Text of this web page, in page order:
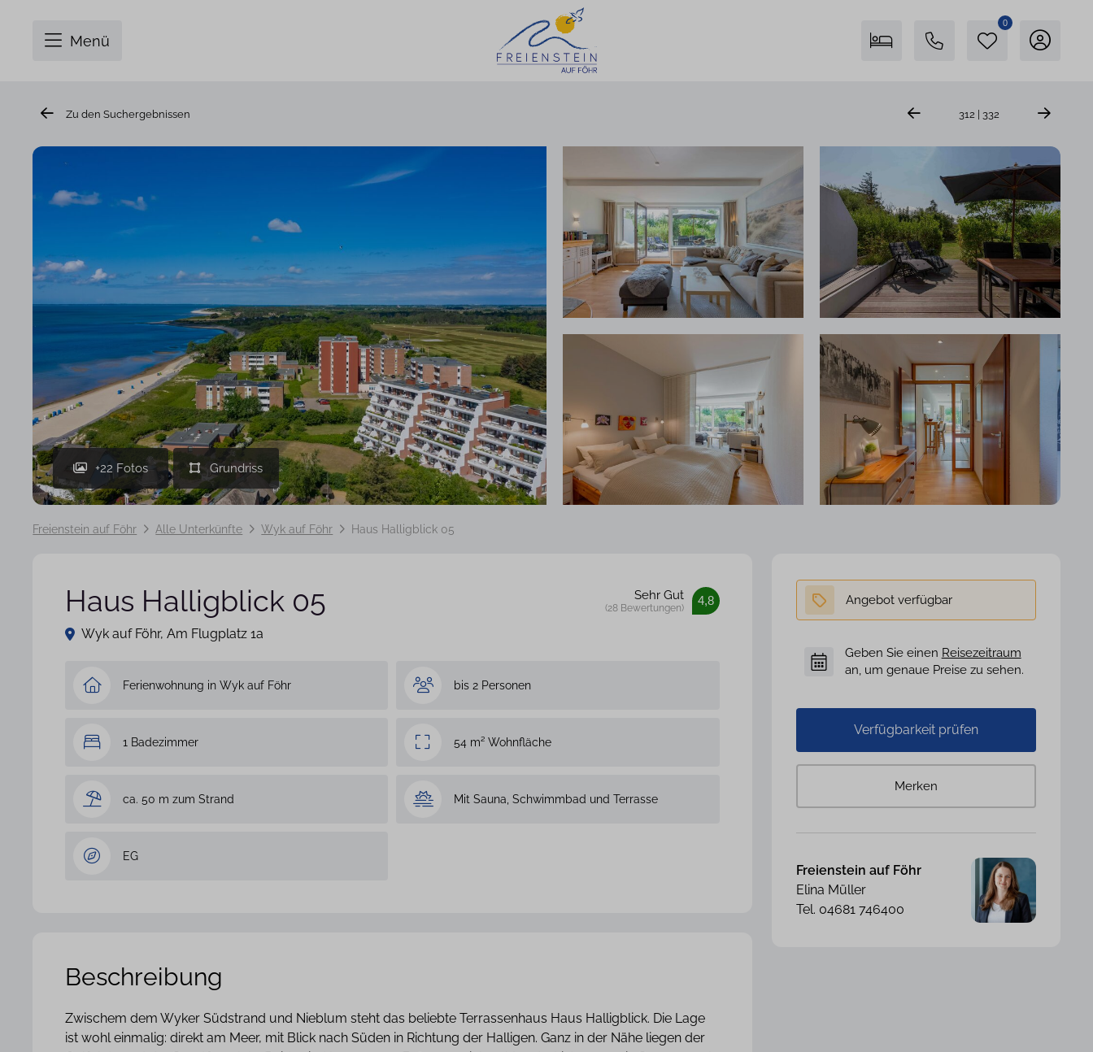
Menü
Insel Föhr Exklusiv
04681 7461780
Persönliche Beratung
0
Zu den Suchergebnissen 312 | 332
+22 Fotos
Freienstein auf Föhr Alle Unterkünfte Wyk auf Föhr Haus Halligblick 05
Haus Halligblick 05
Wyk auf Föhr, Am Flugplatz 1a
Ferienwohnung in Wyk auf Föhr bis 2 Personen
1 Badezimmer 54 m² Wohnfläche
ca. 50 m zum Strand Mit Sauna, Schwimmbad und Terrasse
EG
4,8
Sehr Gut
(28 Bewertungen)
Beschreibung
Zwischem dem Wyker Südstrand und Nieblum steht das beliebte Terrassenhaus Haus Halligblick. Die Lage
ist wohl einmalig: direkt am Meer, mit Blick nach Süden in Richtung der Halligen. Ganz in der Nähe liegen der
Geben Sie einen Reisezeitraum
an, um genaue Preise zu sehen.
Verfügbarkeit prüfen
Merken
Freienstein auf Föhr
Elina Müller
Tel. 04681 746400